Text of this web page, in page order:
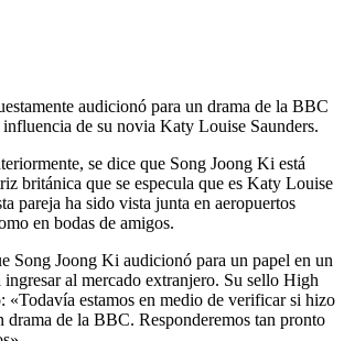
audicionó para un drama de la BBC
influencia de su novia Katy Louise Saunders.
se dice que Song Joong Ki está
británica que se especula que es Katy Louise
pareja ha sido vista junta en aeropuertos
en bodas de amigos.
Song Joong Ki audicionó para un papel en un
al mercado extranjero. Su sello High
«Todavía estamos en medio de verificar si hizo
drama de la BBC. Responderemos tan pronto